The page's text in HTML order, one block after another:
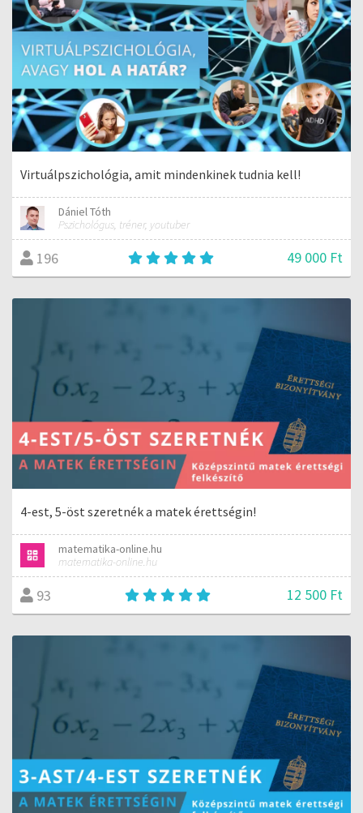
Virtuálpszichológia, amit mindenkinek tudnia kell!
Dániel Tóth
Pszichológus, tréner, youtuber
196 49 000 Ft
4-est, 5-öst szeretnék a matek érettségin!
matematika-online.hu
matematika-online.hu
93 12 500 Ft